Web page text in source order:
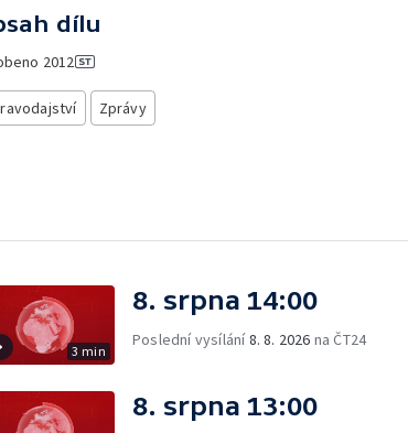
dílu
2012
Zprávy
3 min
8. srpna 14:00
Poslední vysílání8. 8. 2026 na ČT24
8. srpna 13:00